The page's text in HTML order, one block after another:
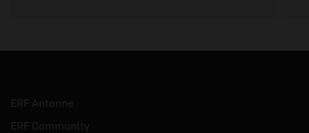
ERF Antenne
ERF Community